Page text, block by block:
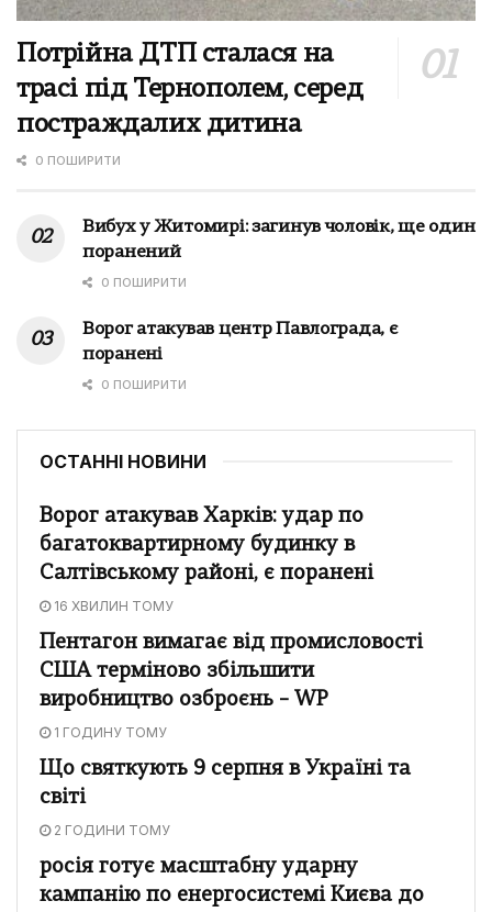
Потрійна ДТП сталася на
трасі під Тернополем, серед
постраждалих дитина
0 ПОШИРИТИ
Вибух у Житомирі: загинув чоловік, ще один
поранений
0 ПОШИРИТИ
Ворог атакував центр Павлограда, є
поранені
0 ПОШИРИТИ
ОСТАННІ НОВИНИ
Ворог атакував Харків: удар по
багатоквартирному будинку в
Салтівському районі, є поранені
16 ХВИЛИН ТОМУ
Пентагон вимагає від промисловості
США терміново збільшити
виробництво озброєнь – WP
1 ГОДИНУ ТОМУ
Що святкують 9 серпня в Україні та
світі
2 ГОДИНИ ТОМУ
росія готує масштабну ударну
кампанію по енергосистемі Києва до